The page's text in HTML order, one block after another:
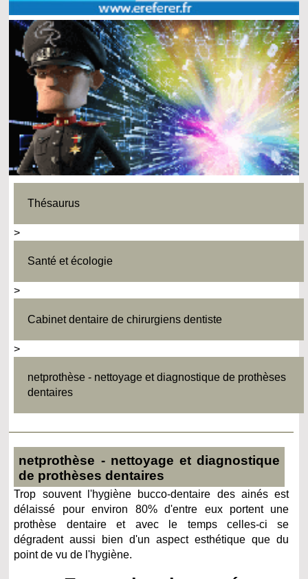
Thésaurus
>
Santé et écologie
>
Cabinet dentaire de chirurgiens dentiste
>
netprothèse - nettoyage et diagnostique de prothèses
dentaires
netprothèse - nettoyage et diagnostique
de prothèses dentaires
Trop souvent l'hygiène bucco-dentaire des ainés est
délaissé pour environ 80% d'entre eux portent une
prothèse dentaire et avec le temps celles-ci se
dégradent aussi bien d'un aspect esthétique que du
point de vu de l'hygiène.